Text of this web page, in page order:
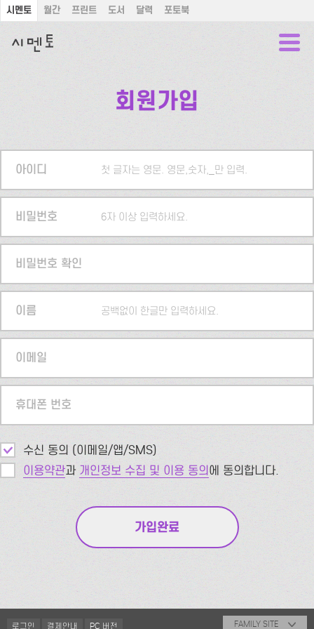
시멘토 월간 프린트 도서 달력 포토북
회원가입
아이디 첫 글자는 영문. 영문,숫자,_만 입력.
비밀번호 6자 이상 입력하세요.
비밀번호 확인
이름 공백없이 한글만 입력하세요.
이메일
휴대폰 번호
수신 동의 (이메일/앱/SMS)
이용약관과 개인정보 수집 및 이용 동의에 동의합니다.
로그인 결제안내 PC 버전 FAMILY SITE